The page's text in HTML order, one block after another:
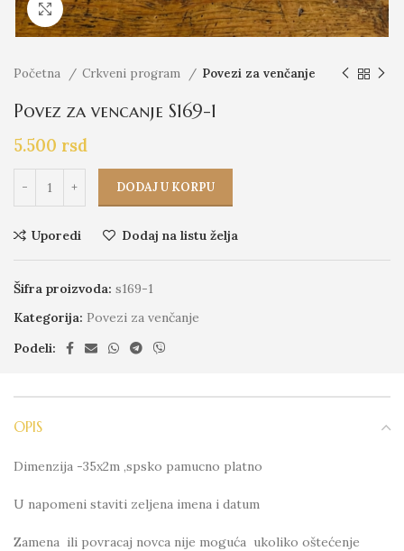
Click to enlarge
Početna Crkveni program Povezi za venčanje
Povez za vencanje S169-1
5.500 rsd
DODAJ U KORPU
Uporedi Dodaj na listu želja
Šifra proizvoda: s169-1
Kategorija: Povezi za venčanje
Podeli:
OPIS
Dimenzija -35x2m ,spsko pamucno platno
U napomeni staviti zeljena imena i datum
Zamena ili povracaj novca nije moguća ukoliko oštećenje